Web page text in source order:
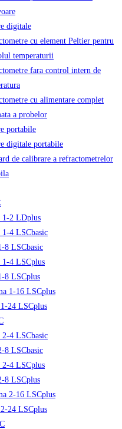
digitale
cu element Peltier pentru
temperaturii
fara control intern de
cu alimentare complet
a probelor
portabile
digitale portabile
de calibrare a refractometrelor
1-2 LDplus
4 LSCbasic
8 LSCbasic
4 LSCplus
8 LSCplus
1-16 LSCplus
24 LSCplus
4 LSCbasic
8 LSCbasic
4 LSCplus
8 LSCplus
2-16 LSCplus
24 LSCplus